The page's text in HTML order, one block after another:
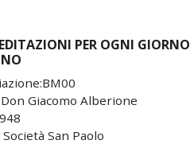
PER OGNI GIORNO
Giacomo Alberione
San Paolo